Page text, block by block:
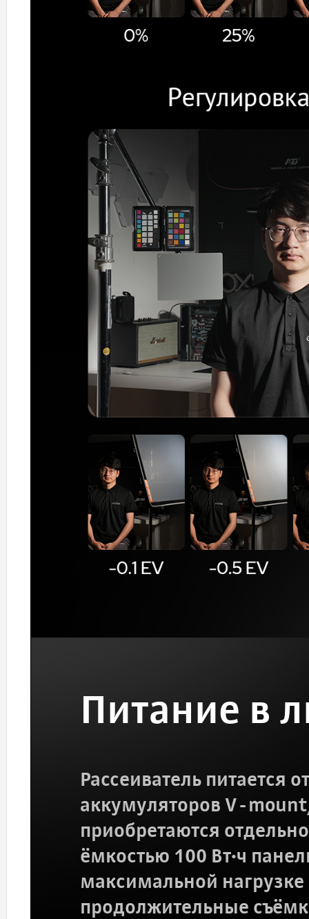
Питание в
Рассеиватель питается
аккумуляторов V-
приобретаются
ёмкостью 100 Вт·ч
максимальной
продолжительные